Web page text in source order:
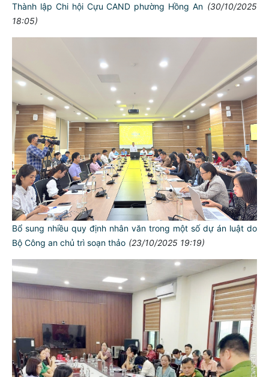
Thành lập Chi hội Cựu CAND phường Hồng An (30/10/2025
18:05)
Bổ sung nhiều quy định nhân văn trong một số dự án luật do
Bộ Công an chủ trì soạn thảo (23/10/2025 19:19)